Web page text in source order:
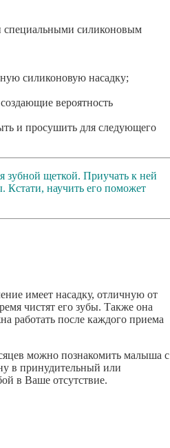
специальными силиконовым
силиконовую насадку;
вероятность
и просушить для следующего
зубной щеткой. Приучать к ней
Кстати, научить его поможет
имеет насадку, отличную от
чистят его зубы. Также она
работать после каждого приема
можно познакомить малыша с
в принудительный или
в Ваше отсутствие.